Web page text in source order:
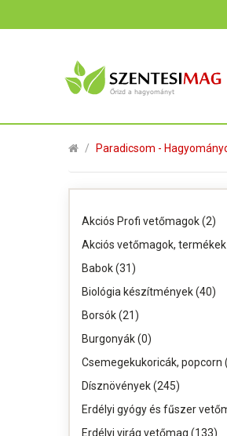
Paradicsom -
Akciós Profi vetőmagok (2)
Akciós vetőmagok,
Babok (31)
Biológia készítmények (40)
Borsók (21)
Burgonyák (0)
Csemegekukoricák, popcorn
Dísznövények (245)
Erdélyi gyógy és fűszer
Erdélyi virág vetőmag (133)